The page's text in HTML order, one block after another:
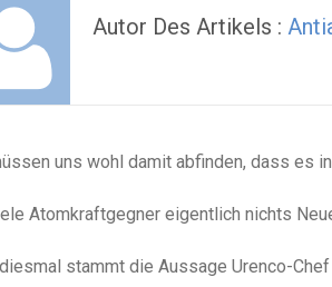
Autor Des Artikels :
uns wohl damit abfinden, dass es
Atomkraftgegner eigentlich nichts
stammt die Aussage Urenco-